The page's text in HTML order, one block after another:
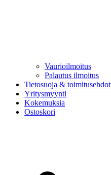
Vaurioilmoitus
Palautus ilmoitus
Tietosuoja & toimitusehdot
Yritysmyynti
Kokemuksia
Ostoskori